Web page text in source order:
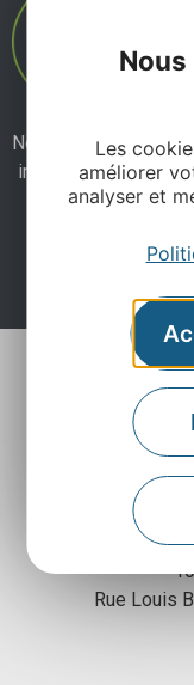
Les
améliorer
analyser et
Ne manquez pas
inspirer pour profiter
Agence
Rue Louis